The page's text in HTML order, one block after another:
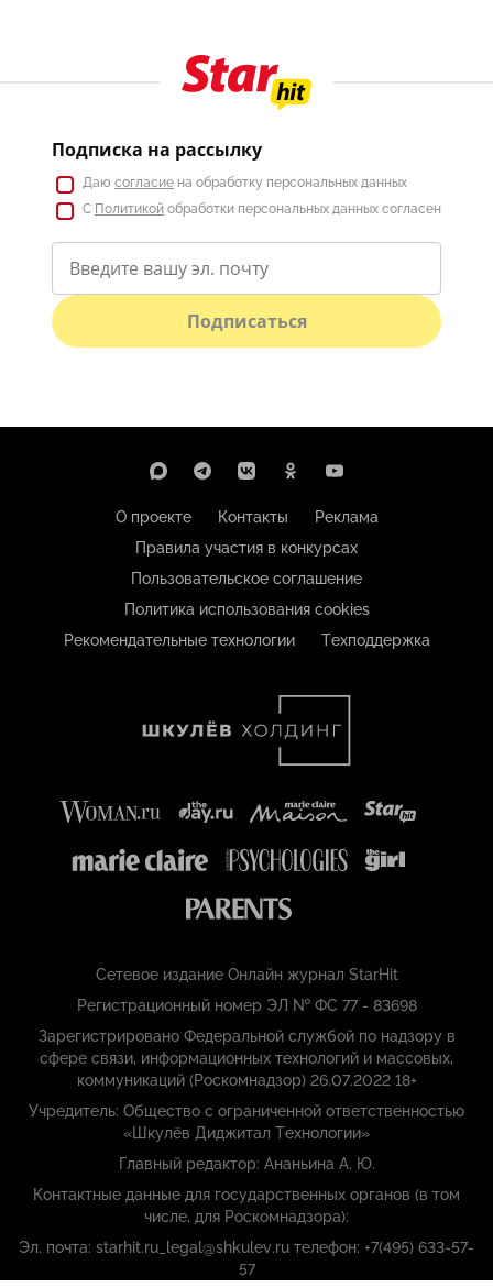
Подписка на рассылку
Даю согласие на обработку персональных данных
С Политикой обработки персональных данных согласен
Подписаться
О проекте Контакты
Реклама
Правила участия в конкурсах
Пользовательское соглашение
Политика использования cookies
Рекомендательные технологии
Техподдержка
Сетевое издание Онлайн журнал StarHit
Регистрационный номер ЭЛ № ФС 77 - 83698
Зарегистрировано Федеральной службой по надзору в
сфере связи, информационных технологий и массовых,
коммуникаций (Роскомнадзор) 26.07.2022 18+
Учредитель: Общество с ограниченной ответственностью
«Шкулёв Диджитал Технологии»
Главный редактор: Ананьина А. Ю.
Контактные данные для государственных органов (в том
числе, для Роскомнадзора):
Эл. почта: starhit.ru_legal@shkulev.ru телефон: +7(495) 633-57-
57